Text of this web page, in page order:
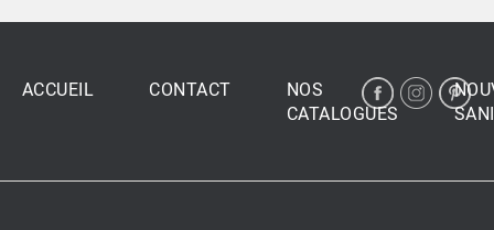
ACCUEIL CONTACT
NOS
CATALOGUES